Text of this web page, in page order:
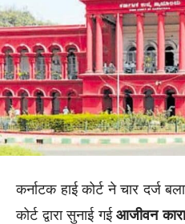
कर्नाटक हाई कोर्ट ने चार दर्ज
कोर्ट द्वारा सुनाई गईआजीवन